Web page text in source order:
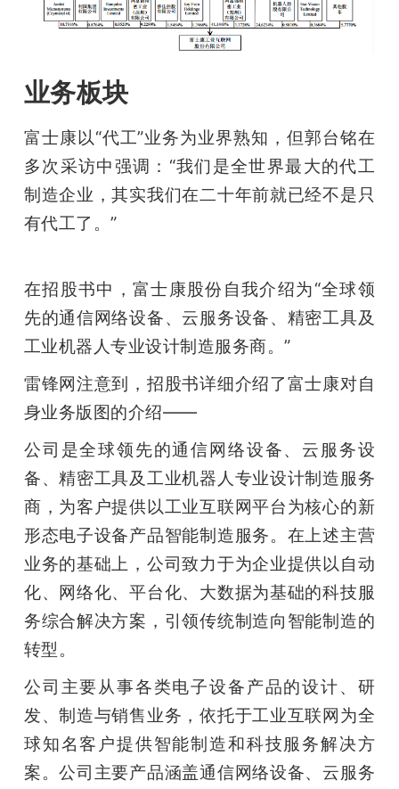
业务板块
富士康以“代工”业务为业界熟知，但郭台铭在
多次采访中强调：“我们是全世界最大的代工
制造企业，其实我们在二十年前就已经不是只
有代工了。”
在招股书中，富士康股份自我介绍为“全球领
先的通信网络设备、云服务设备、精密工具及
工业机器人专业设计制造服务商。”
雷锋网注意到，招股书详细介绍了富士康对自
身业务版图的介绍——
公司是全球领先的通信网络设备、云服务设
备、精密工具及工业机器人专业设计制造服务
商，为客户提供以工业互联网平台为核心的新
形态电子设备产品智能制造服务。在上述主营
业务的基础上，公司致力于为企业提供以自动
化、网络化、平台化、大数据为基础的科技服
务综合解决方案，引领传统制造向智能制造的
转型。
公司主要从事各类电子设备产品的设计、研
发、制造与销售业务，依托于工业互联网为全
球知名客户提供智能制造和科技服务解决方
案。公司主要产品涵盖通信网络设备、云服务